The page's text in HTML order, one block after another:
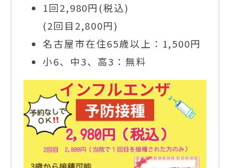
1回2,980円(税込)
(2回目2,800円)
名古屋市在住65歳以上：1,500円
小6、中3、高3：無料